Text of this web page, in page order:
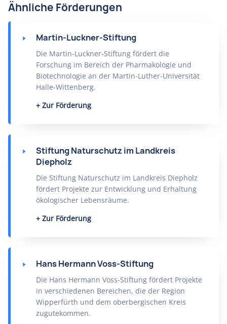
Ähnliche Förderungen
Martin-Luckner-Stiftung
Die Martin-Luckner-Stiftung fördert die
Forschung im Bereich der Pharmakologie und
Biotechnologie an der Martin-Luther-Universität
Halle-Wittenberg.
Zur Förderung
Stiftung Naturschutz im Landkreis
Diepholz
Die Stiftung Naturschutz im Landkreis Diepholz
fördert Projekte zur Entwicklung und Erhaltung
ökologischer Lebensräume.
Zur Förderung
Hans Hermann Voss-Stiftung
Die Hans Hermann Voss-Stiftung fördert Projekte
in verschiedenen Bereichen, die der Region
Wipperfürth und dem oberbergischen Kreis
zugutekommen.